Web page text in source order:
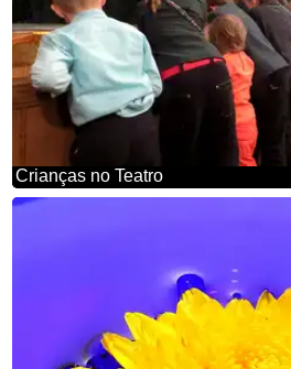
Crianças no Teatro